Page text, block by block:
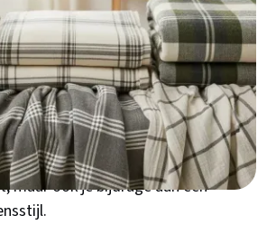
dan een eenvoudige deken. Dit
brengt warmte, comfort
praktisch product. Of je nu op
knusse metgezel voor
bank, een elegant accent voor je
duurzame investering die jaren
voor de juiste plaid bepaalt niet
maar ook je bijdrage aan een